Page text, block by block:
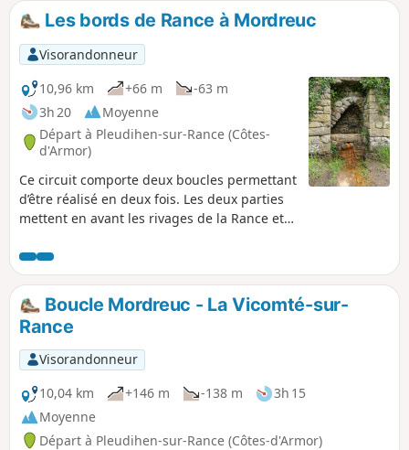
végétation rase.
Les bords de Rance à Mordreuc
Visorandonneur
10,96 km
+66 m
-63 m
3h 20
Moyenne
Départ à Pleudihen-sur-Rance (Côtes-
d'Armor)
Ce circuit comporte deux boucles permettant
d’être réalisé en deux fois. Les deux parties
mettent en avant les rivages de la Rance et
anciennes terres des gabarriers et des Cap-
Horniers.
Boucle Mordreuc - La Vicomté-sur-
Rance
Visorandonneur
10,04 km
+146 m -138 m
3h 15
Moyenne
Départ à Pleudihen-sur-Rance (Côtes-d'Armor)